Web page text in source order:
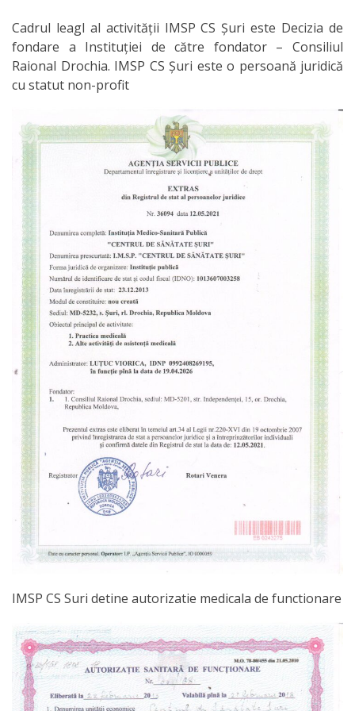
Subdiviziunile
instituției
Transparență
Achiziții
publice
Contracte
Rapoarte
Servicii
Plan
de
activitate
Programare
line
Program
de
lucru
Cadrul leagl al activității IMSP CS Șuri este Decizia de
fondare a Instituției de către fondator – Consiliul
Raional Drochia. IMSP CS Șuri este o persoană juridică
cu statut non-profit
IMSP CS Suri detine autorizatie medicala de functionare